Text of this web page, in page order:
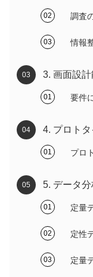
調査
情報
3. 画面設計
要件
4. プロト
プロ
5. データ分
定量
定性
定量